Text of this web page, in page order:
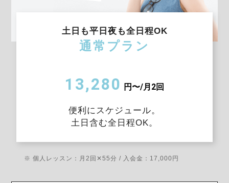
土日も平日夜も全日程OK
通常プラン
13,280 円〜/月2回
便利にスケジュール。
土日含む全日程OK。
※ 個人レッスン：月2回✕55分 / 入会金：17,000円